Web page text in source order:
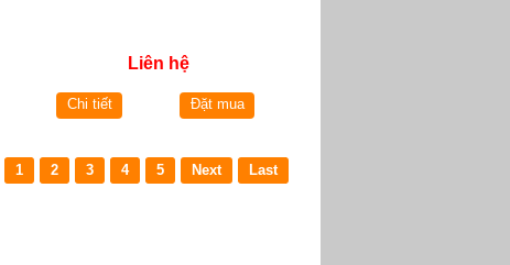
Liên hệ
Chi tiết Đặt mua
1 2 3 4 5 Next Last